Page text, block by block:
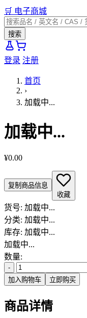
🛒 电子商城
搜索
登录 注册
首页
›
加载中...
加载中...
¥0.00
复制商品信息
收藏
货号: 加载中...
分类: 加载中...
库存: 加载中...
加载中...
数量:
-
加入购物车
立即购买
商品详情